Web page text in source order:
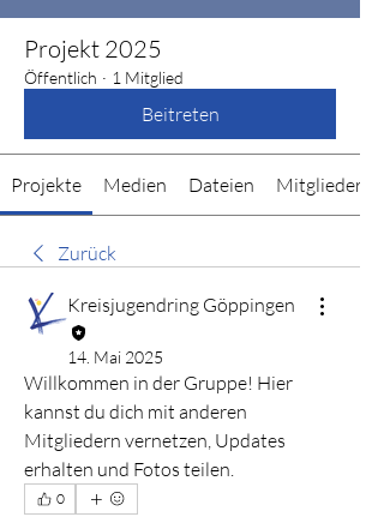
Projekt 2025
Öffentlich · 1 Mitglied
Beitreten
Projekte Medien Dateien Mitglieder
Zurück
Kreisjugendring Göppingen
14. Mai 2025
Willkommen in der Gruppe! Hier
kannst du dich mit anderen
Mitgliedern vernetzen, Updates
erhalten und Fotos teilen.
0